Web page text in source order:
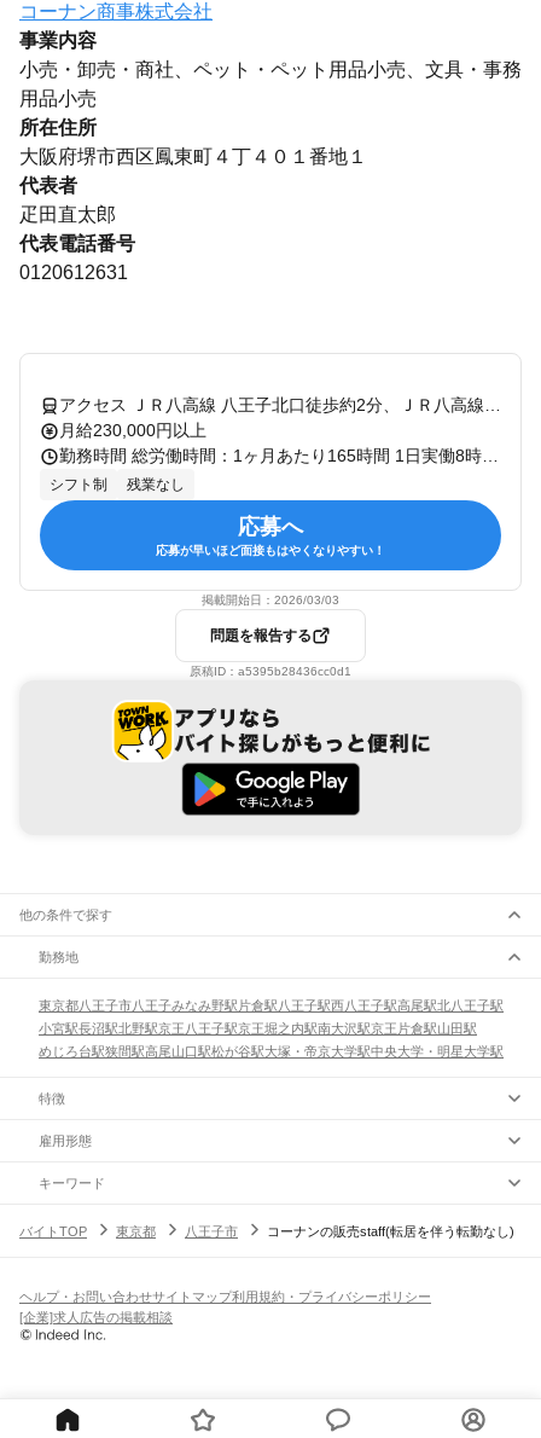
コーナン商事株式会社
事業内容
小売・卸売・商社、ペット・ペット用品小売、文具・事務
用品小売
所在住所
大阪府堺市西区鳳東町４丁４０１番地１
代表者
疋田直太郎
代表電話番号
0120612631
月給230,000円以上
シフト制 残業なし
応募へ
応募が早いほど面接もはやくなりやすい！
掲載開始日： 2026/03/03
問題を報告する
原稿ID： a5395b28436cc0d1
他の条件で探す
勤務地
東京都八王子市八王子みなみ野駅 片倉駅 八王子駅西八王子駅高尾駅北八王子駅
小宮駅長沼駅北野駅京王八王子駅京王堀之内駅南大沢駅京王片倉駅山田駅
めじろ台駅狭間駅高尾山口駅松が谷駅大塚・帝京大学駅中央大学・明星大学駅
特徴
雇用形態
キーワード
バイトTOP 東京都 八王子市 コーナンの販売staff(転居を伴う転勤なし)
ヘルプ・お問い合わせサイトマップ利用規約・プライバシーポリシー
[企業]求人広告の掲載相談